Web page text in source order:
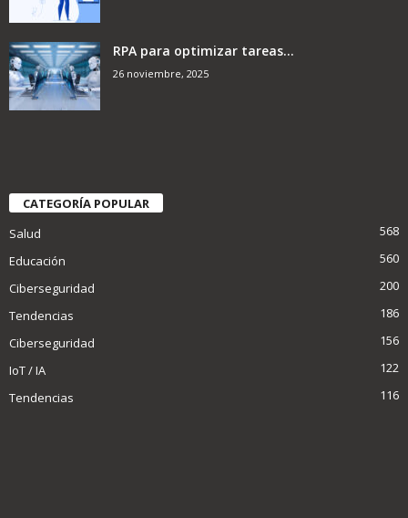
RPA para optimizar tareas...
26 noviembre, 2025
CATEGORÍA POPULAR
Salud
568
Educación
560
Ciberseguridad
200
Tendencias
186
Ciberseguridad
156
IoT / IA
122
Tendencias
116